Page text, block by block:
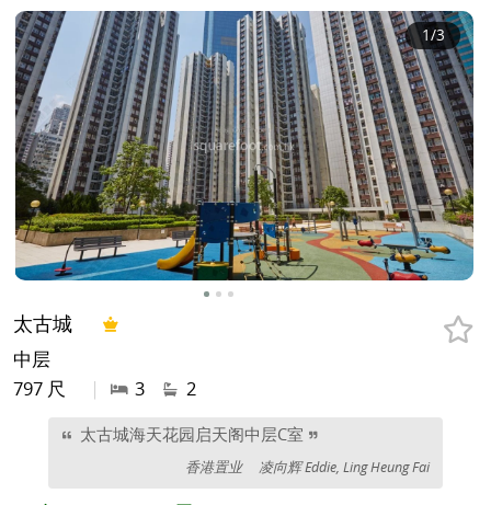
1/3
太古城
中层
797 尺
| 3 2
太古城海天花园启天阁中层C室
香港置业 凌向辉 Eddie, Ling Heung Fai